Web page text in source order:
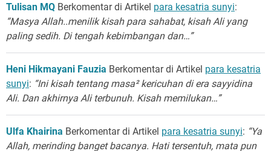
Tulisan MQ Berkomentar di Artikel para kesatria sunyi:
“Masya Allah..menilik kisah para sahabat, kisah Ali yang
paling sedih. Di tengah kebimbangan dan…”
Heni Hikmayani Fauzia Berkomentar di Artikel para kesatria
sunyi: “Ini kisah tentang masa² kericuhan di era sayyidina
Ali. Dan akhirnya Ali terbunuh. Kisah memilukan…”
Ulfa Khairina Berkomentar di Artikel para kesatria sunyi: “Ya
Allah, merinding banget bacanya. Hati tersentuh, mata pun